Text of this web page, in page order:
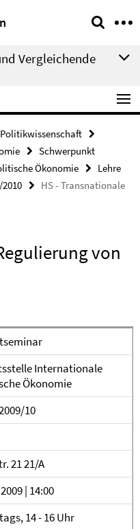
Vergleichende
Schwerpunkt
Ökonomie
Lehre
HS - Transnationale
von
Internationale
Ökonomie
10
21 21/A
| 14:00
14 - 16 Uhr